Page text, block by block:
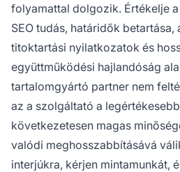
folyamattal dolgozik. Értékelje
SEO tudás, határidők betartása,
titoktartási nyilatkozatok és
együttműködési hajlandóság
tartalomgyártó partner nem
az a szolgáltató a
következetesen magas
valódi meghosszabbításává
interjúkra, kérjen mintamunkát,